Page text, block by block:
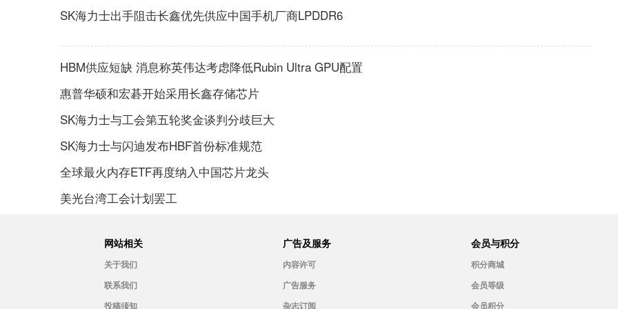
SK海力士出手阻击长鑫优先供应中国手机厂商LPDDR6
HBM供应短缺 消息称英伟达考虑降低Rubin Ultra GPU配置
惠普华硕和宏碁开始采用长鑫存储芯片
SK海力士与工会第五轮奖金谈判分歧巨大
SK海力士与闪迪发布HBF首份标准规范
全球最火内存ETF再度纳入中国芯片龙头
美光台湾工会计划罢工
网站相关
关于我们
联系我们
投稿须知
广告及服务
内容许可
广告服务
杂志订阅
会员与积分
积分商城
会员等级
会员积分